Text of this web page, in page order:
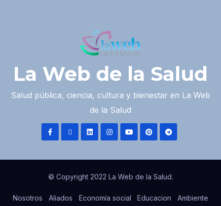
La Web de la Salud
Salud pública, ciencia, cultura y bienestar en La Web
de la Salud
© Copyright 2022 La Web de la Salud.
Nosotros Aliados Economía social Educacion Ambiente